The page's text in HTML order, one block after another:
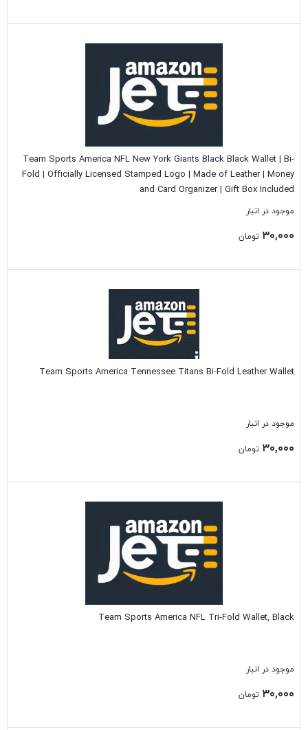
Team Sports America NFL New York Giants Black Black Wallet | Bi-
Fold | Officially Licensed Stamped Logo | Made of Leather | Money
and Card Organizer | Gift Box Included
موجود در انبار
۳۰,۰۰۰ تومان
Team Sports America Tennessee Titans Bi-Fold Leather Wallet
موجود در انبار
۳۰,۰۰۰ تومان
Team Sports America NFL Tri-Fold Wallet, Black
موجود در انبار
۳۰,۰۰۰ تومان